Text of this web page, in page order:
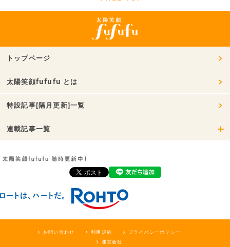
トップページ
太陽笑顔fufufu とは
特設記事[隔月更新]一覧
連載記事一覧
お問い合わせ 利用規約
プライバシーポリシー
運営会社